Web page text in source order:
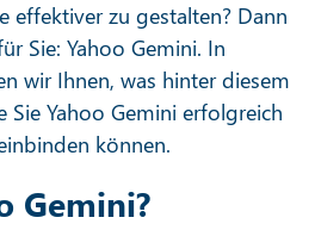
effektiver zu gestalten? Dann
Sie: Yahoo Gemini. In
wir Ihnen, was hinter diesem
Sie Yahoo Gemini erfolgreich
können.
Gemini?